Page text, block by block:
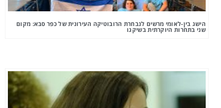
הישג בין-לאומי מרשים לנבחרת הרובוטיקה העירונית של כפר סבא: מקום
שני בתחרות היוקרתית בשיקגו